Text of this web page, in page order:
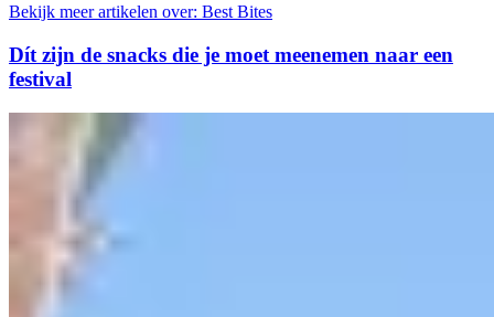
Bekijk meer artikelen over: Best Bites
Dít zijn de snacks die je moet meenemen naar een
festival